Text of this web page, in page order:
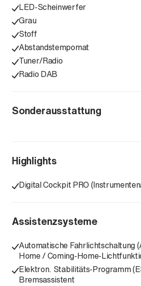
LED-Scheinwerfer
Grau
Stoff
Abstandstempomat
Tuner/Radio
Radio DAB
Sonderausstattung
Highlights
Digital Cockpit PRO
Assistenzsysteme
Automatische Fahrlichtschaltung
Home / Coming-Home-
Elektron. Stabilitäts-Programm
Bremsassistent